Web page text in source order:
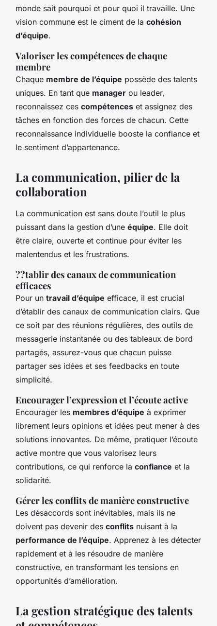
monde sait pourquoi et pour quoi il travaille. Une
vision commune est le ciment de la cohésion
d’équipe.
Valoriser les compétences de chaque
membre
Chaque membre de l’équipe possède des talents
uniques. En tant que manager ou leader,
reconnaissez ces compétences et assignez des
tâches en fonction des forces de chacun. Cette
reconnaissance individuelle booste la confiance et
le sentiment d’appartenance.
La communication, pilier de la
collaboration
La communication est sans doute l’outil le plus
puissant dans la gestion d’une équipe. Elle doit
être claire, ouverte et continue pour éviter les
malentendus et les frustrations.
??tablir des canaux de communication
efficaces
Pour un travail d’équipe efficace, il est crucial
d’établir des canaux de communication clairs. Que
ce soit par des réunions régulières, des outils de
messagerie instantanée ou des tableaux de bord
partagés, assurez-vous que chacun puisse
partager ses idées et ses feedbacks en toute
simplicité.
Encourager l’expression et l’écoute active
Encourager les membres d’équipe à exprimer
librement leurs opinions et idées peut mener à des
solutions innovantes. De même, pratiquer l’écoute
active montre que vous valorisez leurs
contributions, ce qui renforce la confiance et la
solidarité.
Gérer les conflits de manière constructive
Les désaccords sont inévitables, mais ils ne
doivent pas devenir des conflits nuisant à la
performance de l’équipe. Apprenez à les détecter
rapidement et à les résoudre de manière
constructive, en transformant les tensions en
opportunités d’amélioration.
La gestion stratégique des talents